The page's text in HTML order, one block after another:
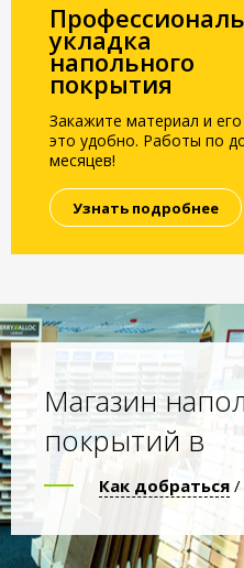
укладка
напольного
покрытия
Закажите материал и
это удобно. Работы по
месяцев!
Узнать подробнее
Магазин
покрытий в
Как добраться /